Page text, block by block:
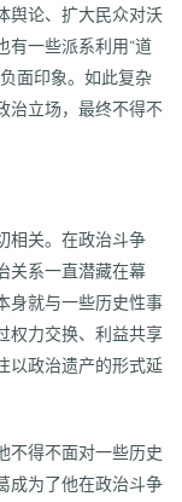
舆论、扩大民众对沃
有一些派系利用“道
面印象。如此复杂
治立场，最终不得不
相关。在政治斗争
关系一直潜藏在幕
身就与一些历史性事
权力交换、利益共享
以政治遗产的形式延
不得不面对一些历史
成为了他在政治斗争